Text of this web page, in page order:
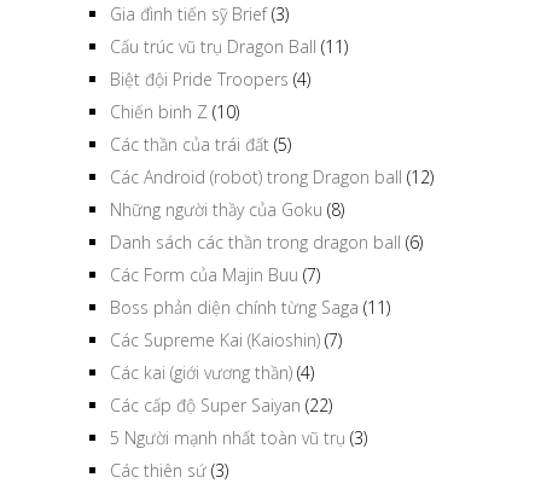
Gia đình tiến sỹ Brief(3)
Cấu trúc vũ trụ Dragon Ball (11)
Biệt đội Pride Troopers (4)
Chiến binh Z (10)
Các thần của trái đất (5)
Các Android (robot) trong Dragon ball (12)
Những người thầy của Goku (8)
Danh sách các thần trong dragon ball (6)
Các Form của Majin Buu (7)
Boss phản diện chính từng Saga (11)
Các Supreme Kai (Kaioshin) (7)
Các kai (giới vương thần) (4)
Các cấp độ Super Saiyan (22)
5 Người mạnh nhất toàn vũ trụ (3)
Các thiên sứ (3)